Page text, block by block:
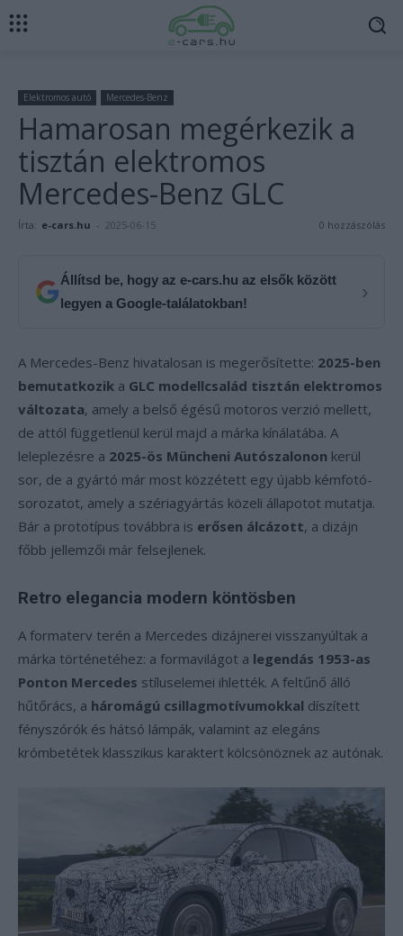
Elektromos autó Mercedes-Benz
Hamarosan megérkezik a
tisztán elektromos
Mercedes-Benz GLC
Írta: e-cars.hu - 2025-06-15 0 hozzászólás
Állítsd be, hogy az e-cars.hu az elsők között
legyen a Google-találatokban!
›
A Mercedes-Benz hivatalosan is megerősítette: 2025-ben
bemutatkozik a GLC modellcsalád tisztán elektromos
változata, amely a belső égésű motoros verzió mellett,
de attól függetlenül kerül majd a márka kínálatába. A
leleplezésre a 2025-ös Müncheni Autószalonon kerül
sor, de a gyártó már most közzétett egy újabb kémfotó-
sorozatot, amely a szériagyártás közeli állapotot mutatja.
Bár a prototípus továbbra is erősen álcázott, a dizájn
főbb jellemzői már felsejlenek.
Retro elegancia modern köntösben
A formaterv terén a Mercedes dizájnerei visszanyúltak a
márka történetéhez: a formavilágot a legendás 1953-as
Ponton Mercedes stíluselemei ihlették. A feltűnő álló
hűtőrács, a háromágú csillagmotívumokkal díszített
fényszórók és hátsó lámpák, valamint az elegáns
krómbetétek klasszikus karaktert kölcsönöznek az autónak.